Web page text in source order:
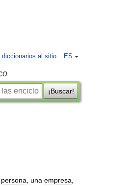
ES
diccionarios al sitio
¡Buscar!
persona una empresa